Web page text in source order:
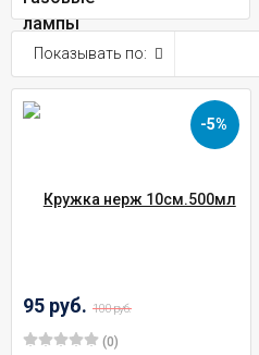
Показывать по:
-5%
95 руб. 100 руб.
(0)